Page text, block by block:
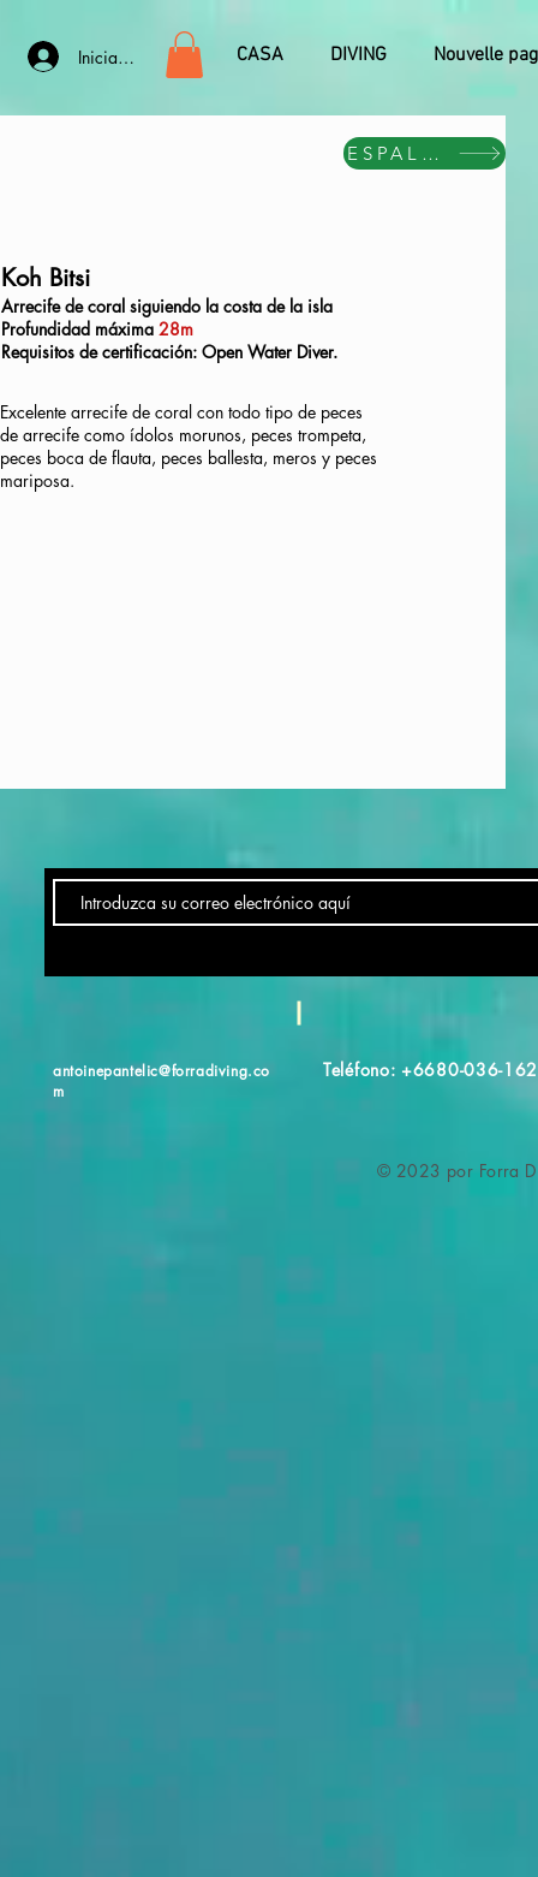
Iniciar sesión CASA DIVING Nouvelle
ESPALDA
Koh Bitsi
Arrecife de coral siguiendo la costa de la isla
Profundidad máxima 28m
Requisitos de certificación: Open Water Diver.
Excelente arrecife de coral con todo tipo de peces
de arrecife como ídolos morunos, peces trompeta,
peces boca de flauta, peces ballesta, meros y peces
mariposa.
antoinepantelic@forradiving.co
m
Teléfono: +6680-036-
© 2023 por Forra